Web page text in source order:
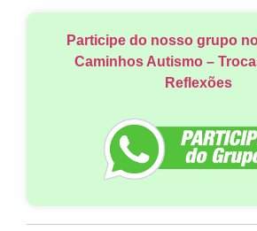
Participe do nosso grupo
Caminhos Autismo –
Reflexões